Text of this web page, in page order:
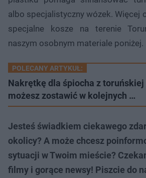
albo specjalistyczny wózek. Więcej
specjalne kosze na terenie
naszym osobnym materiale poniżej.
POLECANY ARTYKUŁ:
Nakrętkę dla śpiocha z toruńskiej
możesz zostawić w kolejnych …
Jesteś świadkiem ciekawego
okolicy? A może chcesz
sytuacji w Twoim mieście?
filmy i gorące newsy! Piszcie do